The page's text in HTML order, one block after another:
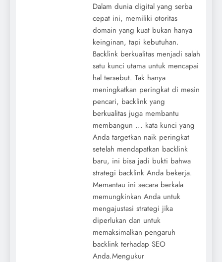
Dalam dunia digital yang serba
cepat ini, memiliki otoritas
domain yang kuat bukan hanya
keinginan, tapi kebutuhan.
Backlink berkualitas menjadi salah
satu kunci utama untuk mencapai
hal tersebut. Tak hanya
meningkatkan peringkat di mesin
pencari, backlink yang
berkualitas juga membantu
membangun ... kata kunci yang
Anda targetkan naik peringkat
setelah mendapatkan backlink
baru, ini bisa jadi bukti bahwa
strategi backlink Anda bekerja.
Memantau ini secara berkala
memungkinkan Anda untuk
mengajustasi strategi jika
diperlukan dan untuk
memaksimalkan pengaruh
backlink terhadap SEO
Anda.Mengukur